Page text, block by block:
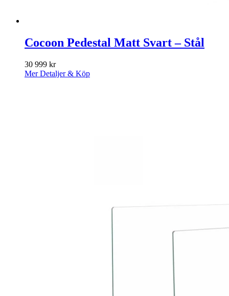
Cocoon Pedestal Matt Svart – Stål
30 999 kr
Mer Detaljer & Köp